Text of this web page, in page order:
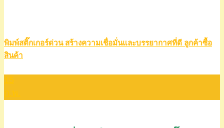
พิมพ์สติ๊กเกอร์ด่วน สร้างความเชื่อมั่นและบรรยากาศที่ดี ลูกค้าซื้อ
สินค้า
15
ก.พ.